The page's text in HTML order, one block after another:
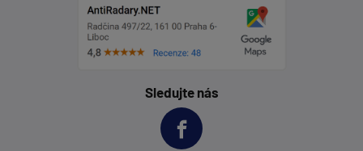
Sledujte nás